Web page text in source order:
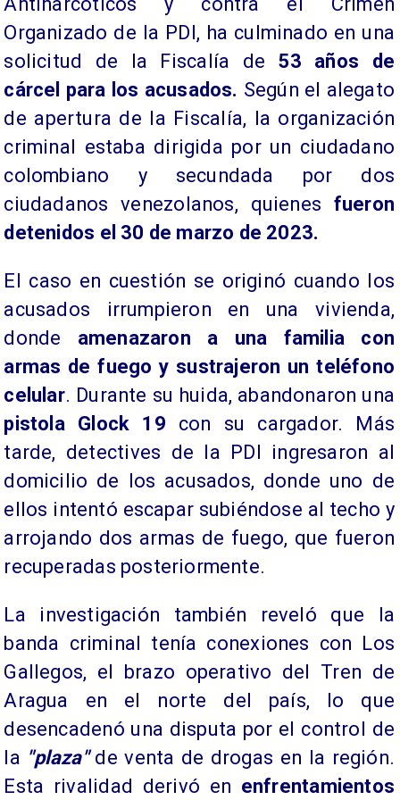
Organizado de la PDI, ha culminado en una
solicitud de la Fiscalía de 53 años de
cárcel para los acusados. Según el alegato
de apertura de la Fiscalía, la organización
criminal estaba dirigida por un ciudadano
colombiano y secundada por dos
ciudadanos venezolanos, quienes fueron
detenidos el 30 de marzo de 2023.
El caso en cuestión se originó cuando los
acusados irrumpieron en una vivienda,
donde amenazaron a una familia con
armas de fuego y sustrajeron un teléfono
celular. Durante su huida, abandonaron una
pistola Glock 19 con su cargador. Más
tarde, detectives de la PDI ingresaron al
domicilio de los acusados, donde uno de
ellos intentó escapar subiéndose al techo y
arrojando dos armas de fuego, que fueron
recuperadas posteriormente.
La investigación también reveló que la
banda criminal tenía conexiones con Los
Gallegos, el brazo operativo del Tren de
Aragua en el norte del país, lo que
desencadenó una disputa por el control de
la "plaza"de venta de drogas en la región.
Esta rivalidad derivó en enfrentamientos